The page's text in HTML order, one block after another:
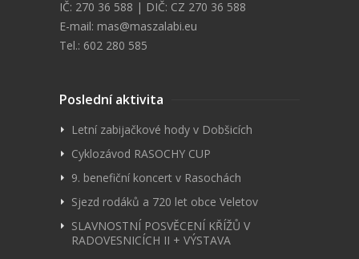
IČ: 270 36 588 | DIČ: CZ 270 36 588
E-mail: mas@maszalabi.eu
Tel.: 602 280 585
Poslední aktivita
Letní zabijačkové hody v Dobšicích
Cyklozávod RASOCHY CUP
9. benefiční koncert v Rasochách
Sjezd rodáků a 720 let obce Veletov
SLAVNOSTNÍ POSVĚCENÍ KŘÍŽŮ V
RADOVESNICÍCH II + VÝSTAVA